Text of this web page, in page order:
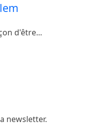
d'être...
newsletter.